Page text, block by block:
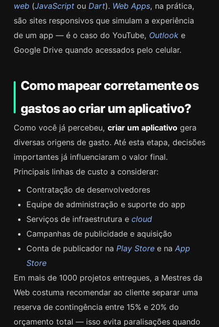
web (JavaScript ou Dart). Web Apps, na prática,
são sites responsivos que simulam a experiência
de um app — é o caso do YouTube, Outlook e
Google Drive quando acessados pelo celular.
Como mapear corretamente os
gastos ao criar um aplicativo?
Como você já percebeu, criar um aplicativo gera
diversas origens de gasto. Até esta etapa, decisões
importantes já influenciaram o valor final.
Principais linhas de custo a considerar:
Contratação de desenvolvedores
Equipe de administração e suporte do app
Serviços de infraestrutura ecloud
Campanhas de publicidade e aquisição
Conta de publicador na Play Store e naApp
Store
Em mais de 1000 projetos entregues, a Mestres da
Web costuma recomendar ao cliente separar uma
reserva de contingência entre 15% e 20% do
orçamento total — isso evita paralisações quando